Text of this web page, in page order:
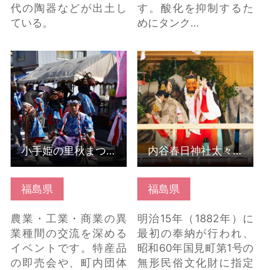
代の陶器などが出土し
ている。
す。酸化を抑制するた
めにタンク…
福島県
農業・工業・商業の異
業種間の交流を深める
イベントです。特産品
の即売会や、町内団体
小手姫の里秋まつり の
詳細はこちら
小手姫の里秋まつり
福島県
明治15年（1882年）に
最初の奉納が行われ、
昭和60年国見町第1号の
無形民俗文化財に指定
内谷春日神社太々神楽
の詳細はこちら
内谷春日神社太々神楽